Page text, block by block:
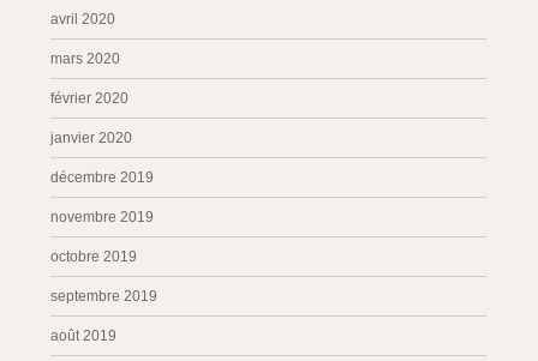
avril 2020
mars 2020
février 2020
janvier 2020
décembre 2019
novembre 2019
octobre 2019
septembre 2019
août 2019